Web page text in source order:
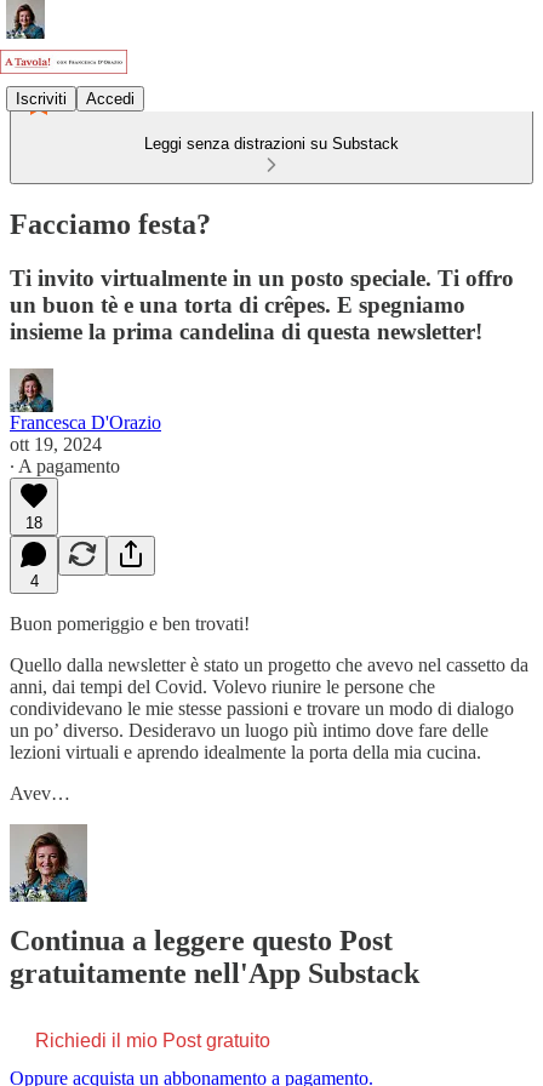
Iscriviti Accedi
Leggi senza distrazioni su Substack
Facciamo festa?
Ti invito virtualmente in un posto speciale. Ti offro
un buon tè e una torta di crêpes. E spegniamo
insieme la prima candelina di questa newsletter!
Francesca D'Orazio
ott 19, 2024
∙ A pagamento
18
4
Buon pomeriggio e ben trovati!
Quello dalla newsletter è stato un progetto che avevo nel cassetto da
anni, dai tempi del Covid. Volevo riunire le persone che
condividevano le mie stesse passioni e trovare un modo di dialogo
un po’ diverso. Desideravo un luogo più intimo dove fare delle
lezioni virtuali e aprendo idealmente la porta della mia cucina.
Avev…
Continua a leggere questo Post
gratuitamente nell'App Substack
Richiedi il mio Post gratuito
Oppure acquista un abbonamento a pagamento.